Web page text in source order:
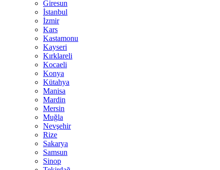
Giresun
İstanbul
İzmir
Kars
Kastamonu
Kayseri
Kırklareli
Kocaeli
Konya
Kütahya
Manisa
Mardin
Mersin
Muğla
Nevşehir
Rize
Sakarya
Samsun
Sinop